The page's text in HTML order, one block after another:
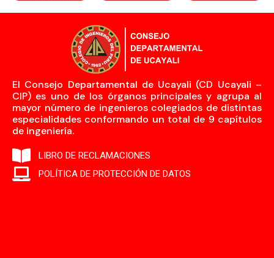
El Consejo Departamental de Ucayali (CD Ucayali –
CIP) es uno de los órganos principales y agrupa al
mayor número de ingenieros colegiados de distintas
especialidades conformando un total de 9 capítulos
de ingeniería.
LIBRO DE RECLAMACIONES
POLÍTICA DE PROTECCIÓN DE DATOS